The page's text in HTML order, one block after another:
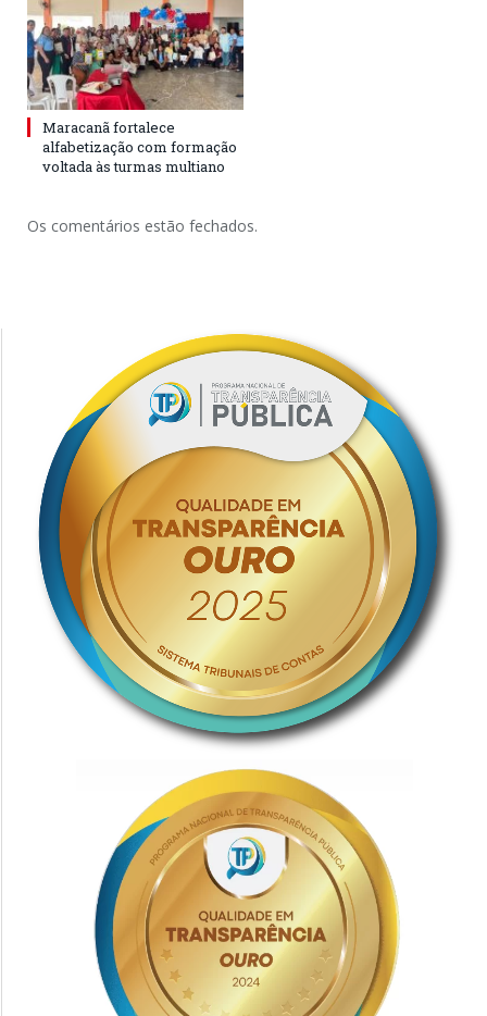
Maracanã fortalece
alfabetização com formação
voltada às turmas multiano
Os comentários estão fechados.